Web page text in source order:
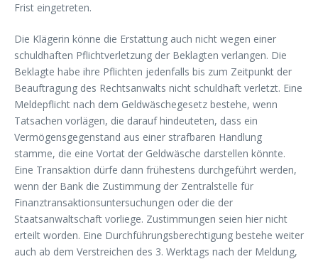
Frist eingetreten.
Die Klägerin könne die Erstattung auch nicht wegen einer
schuldhaften Pflichtverletzung der Beklagten verlangen. Die
Beklagte habe ihre Pflichten jedenfalls bis zum Zeitpunkt der
Beauftragung des Rechtsanwalts nicht schuldhaft verletzt. Eine
Meldepflicht nach dem Geldwäschegesetz bestehe, wenn
Tatsachen vorlägen, die darauf hindeuteten, dass ein
Vermögensgegenstand aus einer strafbaren Handlung
stamme, die eine Vortat der Geldwäsche darstellen könnte.
Eine Transaktion dürfe dann frühestens durchgeführt werden,
wenn der Bank die Zustimmung der Zentralstelle für
Finanztransaktionsuntersuchungen oder die der
Staatsanwaltschaft vorliege. Zustimmungen seien hier nicht
erteilt worden. Eine Durchführungsberechtigung bestehe weiter
auch ab dem Verstreichen des 3. Werktags nach der Meldung,